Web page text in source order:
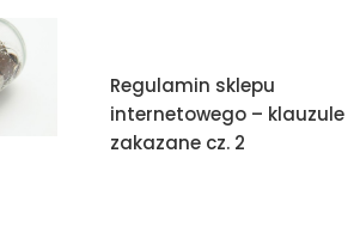
Regulamin sklepu
internetowego – klauzule
zakazane cz. 2